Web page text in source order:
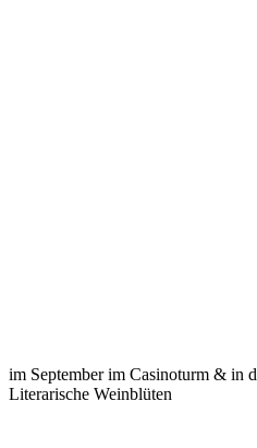
im September im Casinoturm & in
Literarische Weinblüten